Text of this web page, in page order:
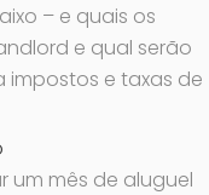
– e quais os
e qual serão
impostos e taxas de
um mês de aluguel